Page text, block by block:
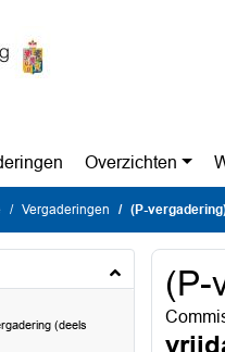
Overzichten
Vergaderingen (P-
(deels
(P-